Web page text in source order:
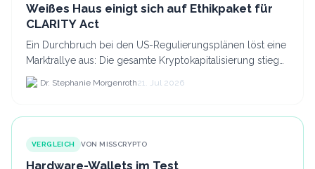
Weißes Haus einigt sich auf Ethikpaket für
CLARITY Act
Ein Durchbruch bei den US-Regulierungsplänen löst eine
Marktrallye aus: Die gesamte Kryptokapitalisierung stieg
am 21.
Dr. Stephanie Morgenroth21. Jul 2026
VERGLEICH VON MISSCRYPTO
Hardware-Wallets im Test